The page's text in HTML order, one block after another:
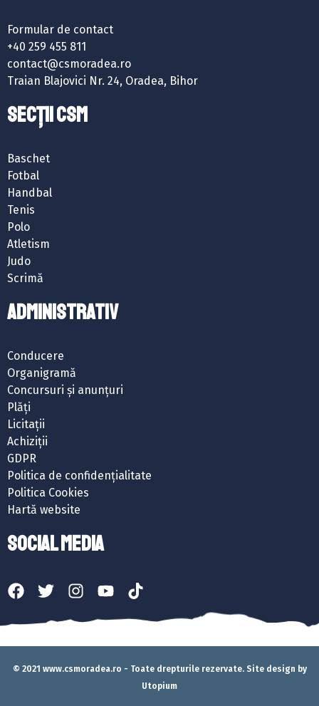
Formular de contact
+40 259 455 811
contact@csmoradea.ro
Traian Blajovici Nr. 24, Oradea, Bihor
SECȚII CSM
Baschet
Fotbal
Handbal
Tenis
Polo
Atletism
Judo
Scrimă
ADMINISTRATIV
Conducere
Organigramă
Concursuri și anunțuri
Plăți
Licitații
Achiziții
GDPR
Politica de confidențialitate
Politica Cookies
Hartă website
SOCIAL MEDIA
© 2021 www.csmoradea.ro - Toate drepturile rezervate. Site design by
Utopium